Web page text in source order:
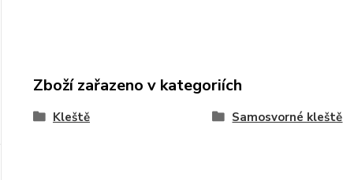
Zboží zařazeno v kategoriích
Kleště Samosvorné kleště